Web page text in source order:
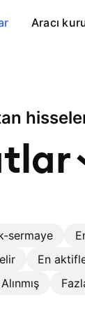
Aracı
sermaye
En